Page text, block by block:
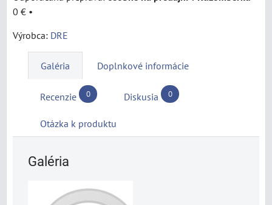
0 € •
Výrobca: DRE
Galéria Doplnkové informácie
Recenzie 0 Diskusia 0
Otázka k produktu
Galéria